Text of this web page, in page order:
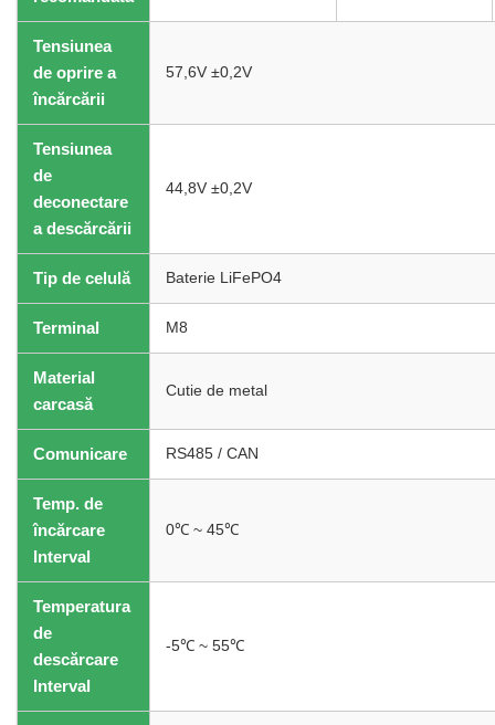
Tensiunea
de oprire a
încărcării
57,6V ±0,2V
Tensiunea
de
deconectare
a descărcării
44,8V ±0,2V
Tip de celulă Baterie LiFePO4
Terminal M8
Material
carcasă
Cutie de metal
Comunicare RS485 / CAN
Temp. de
încărcare
Interval
0℃ ~ 45℃
Temperatura
de
descărcare
Interval
-5℃ ~ 55℃